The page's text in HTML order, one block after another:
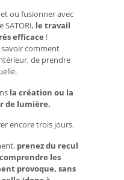
ou fusionner avec
SATORI, le travail
efficace !
savoir comment
de prendre
la création ou la
de lumière.
encore trois jours.
prenez du recul
les
provoque, sans